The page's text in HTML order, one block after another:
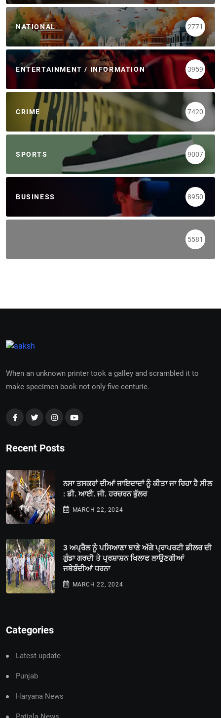
NATIONAL 2771
ENTERTAINMENT / INFORMATION 3959
CRIME 7420
SPORTS 9007
BUSINESS 8950
5581
When an unknown printer took a galley and scrambled it to
make specimen book not only five centurie.
Recent Posts
ਨਸਾ ਤਸਕਰਾਂ ਦੀਆਂ ਜਾਇਦਾਦਾਂ ਨੂੰ ਕੀਤਾ ਜਾ ਰਿਹਾ ਹੈ ਸੀਲ
: ਡੀ. ਆਈ. ਜੀ. ਹਰਚਰਨ ਭੁੱਲਰ
MARCH 22, 2024
3 ਅਪ੍ਰੈਲ ਨੂੰ ਪਸਿਆਣਾ ਥਾਣੇ ਅੱਗੇ ਪ੍ਰਾਪਰਟੀ ਡੀਲਰ ਦੀ
ਗੁੰਡਾ ਗਰਦੀ ਤੇ ਪ੍ਰਸ਼ਾਸ਼ਨ ਖਿਲਾਫ ਲਾਉਣਗੀਆਂ
ਜਥੇਬੰਦੀਆਂ ਧਰਨਾ
MARCH 22, 2024
Categories
Latest update
Punjab
Haryana News